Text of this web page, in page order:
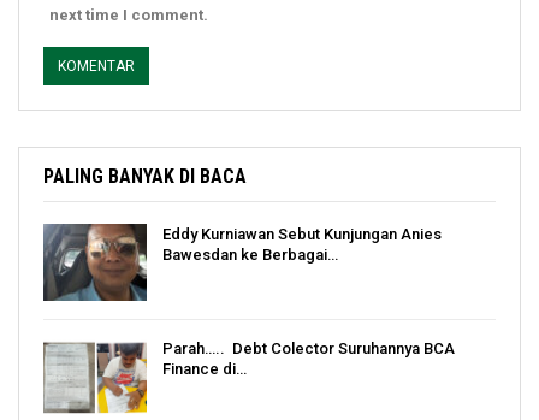
next time I comment.
PALING BANYAK DI BACA
Eddy Kurniawan Sebut Kunjungan Anies
Bawesdan ke Berbagai…
Parah….. Debt Colector Suruhannya BCA
Finance di…